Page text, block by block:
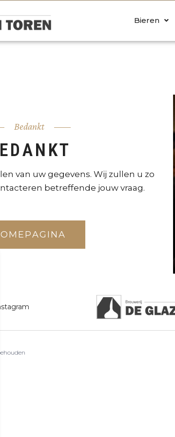
Bieren
Bedankt
van uw gegevens. Wij zullen u zo
betreffende jouw vraag.